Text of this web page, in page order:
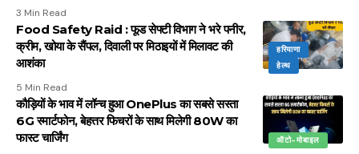
3 Min Read
हरियाणा
हेल्थ
Food Safety Raid : फूड सेफ्टी विभाग ने भरे पनीर,
क्रीम, खोया के सैंपल, दिवाली पर मिठाइयों में मिलावट की
आशंका
5 Min Read
ऑटो-मोबाइल
कौड़ियों के भाव में लॉन्च हुआ OnePlus का सबसे सस्ता
6G स्मार्टफोन, बेहत्तर फिचरों के साथ मिलेगी 80W का
फास्ट चार्जिंग